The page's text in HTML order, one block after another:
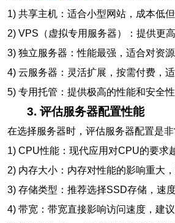
1) 共享主机：适合小型网站，成本低但
2) VPS（虚拟专用服务器）：提供更
3) 独立服务器：性能最强，适合对资源
4) 云服务器：灵活扩展，按需付费，
5) 专用托管：提供极高的性能和安全
3. 评估服务器配置性能
在选择服务器时，评估服务器配置是
1) CPU性能：现代应用对CPU的要求
2) 内存大小：内存对性能的影响重大
3) 存储类型：推荐选择SSD存储，速
4) 带宽：带宽直接影响访问速度，建